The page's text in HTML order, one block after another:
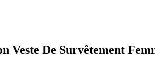
Veste De Survêtement